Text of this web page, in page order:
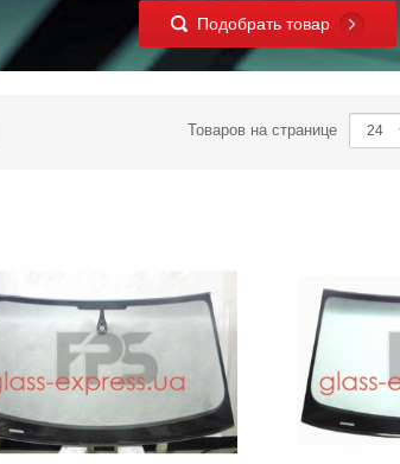
Подобрать товар
Товаров на странице